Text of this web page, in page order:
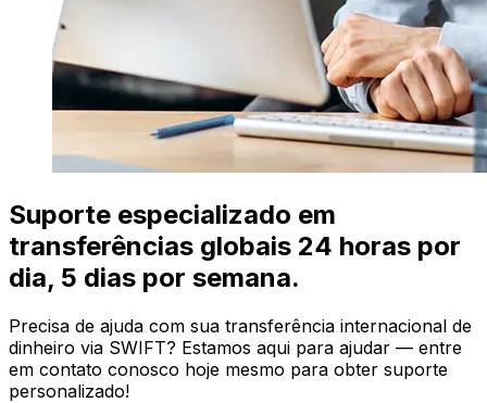
Suporte especializado em
transferências globais 24 horas por
dia, 5 dias por semana.
Precisa de ajuda com sua transferência internacional de
dinheiro via SWIFT? Estamos aqui para ajudar — entre
em contato conosco hoje mesmo para obter suporte
personalizado!